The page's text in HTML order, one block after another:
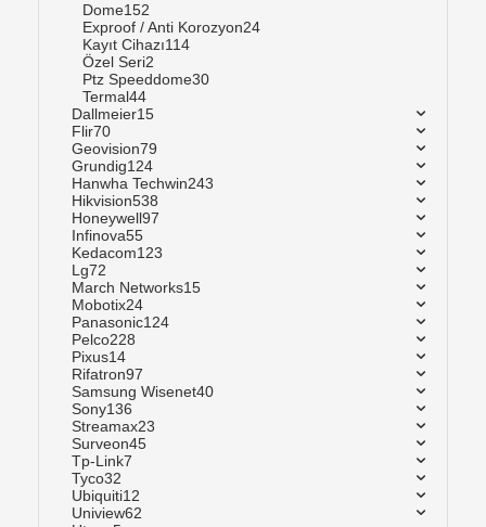
Dome152
Exproof / Anti Korozyon24
Kayıt Cihazı114
Özel Seri2
Ptz Speeddome30
Termal44
Dallmeier15
Flir70
Geovision79
Grundig124
Hanwha Techwin243
Hikvision538
Honeywell97
Infinova55
Kedacom123
Lg72
March Networks15
Mobotix24
Panasonic124
Pelco228
Pixus14
Rifatron97
Samsung Wisenet40
Sony136
Streamax23
Surveon45
Tp-Link7
Tyco32
Ubiquiti12
Uniview62